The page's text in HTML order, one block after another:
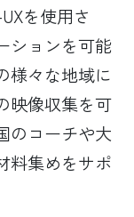
を使用さ
ションを可能
様々な地域に
映像収集を可
のコーチや大
料集めをサポ